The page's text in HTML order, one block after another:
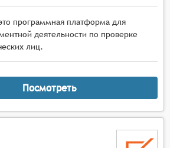
предпринимателей. Это
принимать
решения о сотрудничестве,
и других видах взаимодействия.
программная платформа для
деятельности по проверке
лиц.
Посмотреть